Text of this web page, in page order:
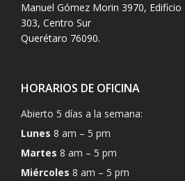
Manuel Gómez Morin 3970, Edificio
303, Centro Sur
Querétaro 76090.
HORARIOS DE OFICINA
Abierto 5 días a la semana:
Lunes 8 am – 5 pm
Martes 8 am – 5 pm
Miércoles 8 am – 5 pm